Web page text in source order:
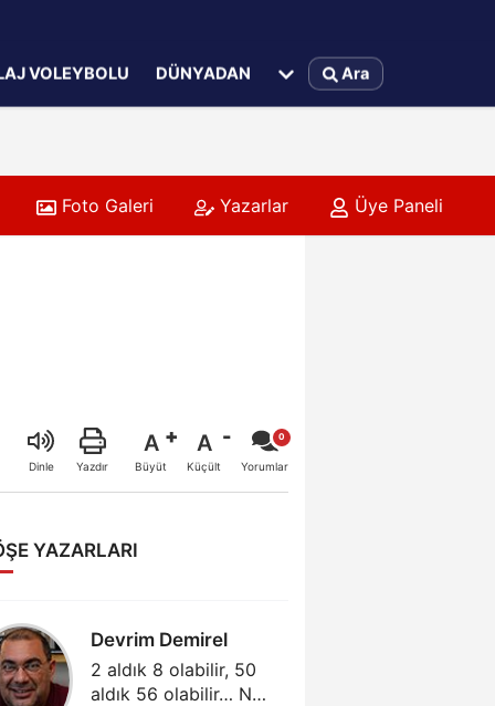
VOLEYBOLU DÜNYADAN Ara
Şampiyonası İlk Tur Elemeleri Hazırlıklarına Başladı
Foto Galeri Yazarlar Üye Paneli
Dinle Yazdır
A
Büyüt
A
Küçült Yorumlar
YAZARLARI
Devrim Demirel
2 aldık 8 olabilir, 50
aldık 56 olabilir… Ne